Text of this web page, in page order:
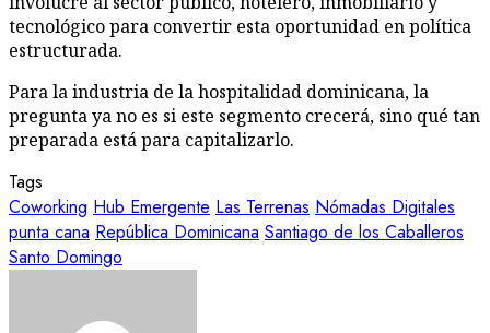
tecnológico para convertir esta oportunidad en política
estructurada.
Para la industria de la hospitalidad dominicana, la
pregunta ya no es si este segmento crecerá, sino qué tan
preparada está para capitalizarlo.
Tags
Coworking Hub Emergente Las Terrenas Nómadas Digitales
punta cana República Dominicana Santiago de los Caballeros
Santo Domingo